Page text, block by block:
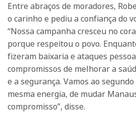
Entre abraços de moradores,
o carinho e pediu a confiança do
“Nossa campanha cresceu no
porque respeitou o povo.
fizeram baixaria e ataques
compromissos de melhorar a
e a segurança. Vamos ao
mesma energia, de mudar
compromisso”, disse.